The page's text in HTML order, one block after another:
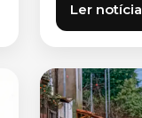
Ler notícia